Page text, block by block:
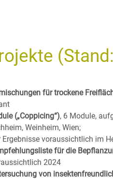
für trockene
(„Coppicing“), 6 Module,
Weinheim, Wien;
voraussichtlich im
für die
2024
von